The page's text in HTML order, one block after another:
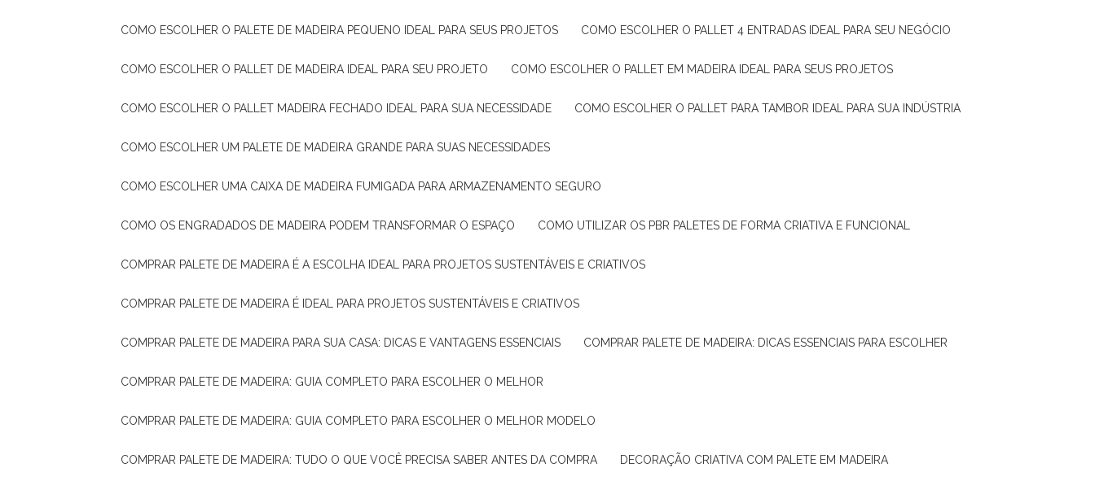
COMO ESCOLHER O PALETE DE MADEIRA PEQUENO IDEAL PARA SEUS PROJETOS COMO ESCOLHER O PALLET 4 ENTRADAS IDEAL PARA SEU NEGÓCIO
COMO ESCOLHER O PALLET DE MADEIRA IDEAL PARA SEU PROJETO COMO ESCOLHER O PALLET EM MADEIRA IDEAL PARA SEUS PROJETOS
COMO ESCOLHER O PALLET MADEIRA FECHADO IDEAL PARA SUA NECESSIDADE COMO ESCOLHER O PALLET PARA TAMBOR IDEAL PARA SUA INDÚSTRIA
COMO ESCOLHER UM PALETE DE MADEIRA GRANDE PARA SUAS NECESSIDADES
COMO ESCOLHER UMA CAIXA DE MADEIRA FUMIGADA PARA ARMAZENAMENTO SEGURO
COMO OS ENGRADADOS DE MADEIRA PODEM TRANSFORMAR O ESPAÇO COMO UTILIZAR OS PBR PALETES DE FORMA CRIATIVA E FUNCIONAL
COMPRAR PALETE DE MADEIRA É A ESCOLHA IDEAL PARA PROJETOS SUSTENTÁVEIS E CRIATIVOS
COMPRAR PALETE DE MADEIRA É IDEAL PARA PROJETOS SUSTENTÁVEIS E CRIATIVOS
COMPRAR PALETE DE MADEIRA PARA SUA CASA: DICAS E VANTAGENS ESSENCIAIS COMPRAR PALETE DE MADEIRA: DICAS ESSENCIAIS PARA ESCOLHER
COMPRAR PALETE DE MADEIRA: GUIA COMPLETO PARA ESCOLHER O MELHOR
COMPRAR PALETE DE MADEIRA: GUIA COMPLETO PARA ESCOLHER O MELHOR MODELO
COMPRAR PALETE DE MADEIRA: TUDO O QUE VOCÊ PRECISA SABER ANTES DA COMPRA DECORAÇÃO CRIATIVA COM PALETE EM MADEIRA